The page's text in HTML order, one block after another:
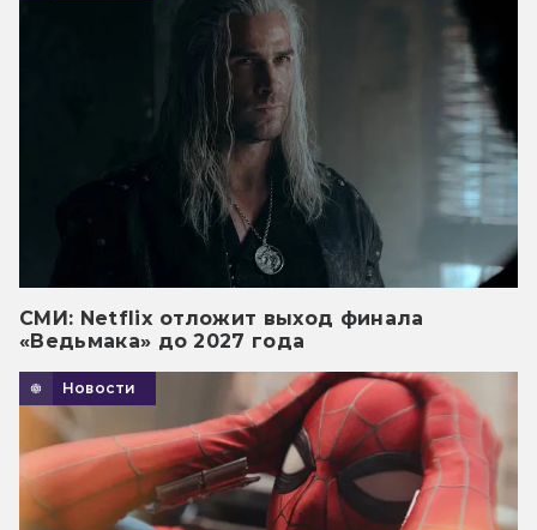
СМИ: Netflix отложит выход финала
«Ведьмака» до 2027 года
Новости